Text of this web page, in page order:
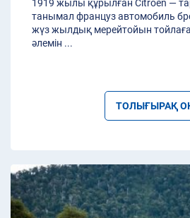
1919 жылы құрылған Citroën —
танымал француз автомобиль
жүз жылдық мерейтойын
әлемін ...
ТОЛЫҒЫРАҚ